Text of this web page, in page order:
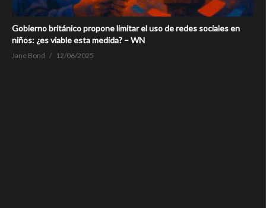
Gobierno británico propone limitar el uso de redes sociales en
niños: ¿es viable esta medida? – WN
Jane Bond 12/06/2025